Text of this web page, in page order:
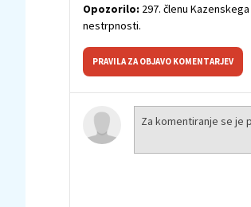
Opozorilo: 297. členu
nestrpnosti.
PRAVILA ZA OBJAVO KOMENTARJEV